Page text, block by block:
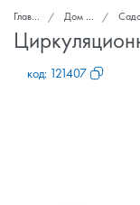
Главная Дом и сад Садовая
код: 121407